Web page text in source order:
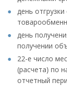
день
день
получении
22-е число
(расчета) по
отчетный